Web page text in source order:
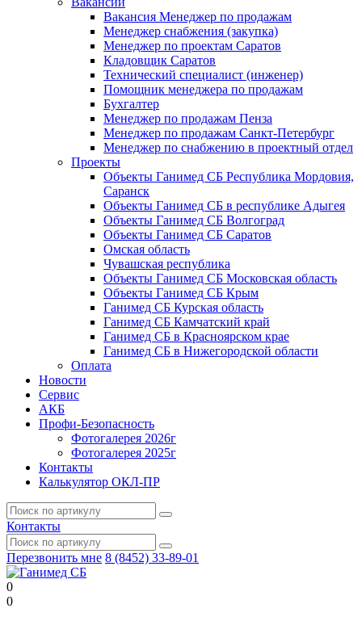
Вакансия Менеджер по продажам
Менеджер снабжения (закупка)
Менеджер по проектам Саратов
Кладовщик Саратов
Технический специалист (инженер)
Помощник менеджера по продажам
Бухгалтер
Менеджер по продажам Пенза
Менеджер по продажам Санкт-Петербург
Менеджер по снабжению в проектный отдел
Проекты
Объекты Ганимед СБ Республика Мордовия,
Саранск
Объекты Ганимед СБ в республике Адыгея
Объекты Ганимед СБ Волгоград
Объекты Ганимед СБ Саратов
Омская область
Чувашская республика
Объекты Ганимед СБ Московская область
Объекты Ганимед СБ Крым
Ганимед СБ Курская область
Ганимед СБ Камчатский край
Ганимед СБ в Красноярском крае
Ганимед СБ в Нижегородской области
Оплата
Новости
Сервис
АКБ
Профи-Безопасность
Фотогалерея 2026г
Фотогалерея 2025г
Контакты
Калькулятор ОКЛ-ПР
Контакты
Перезвонить мне 8 (8452) 33-89-01
0
0